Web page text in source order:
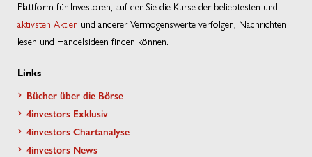
Plattform für Investoren, auf der Sie die Kurse der beliebtesten und
aktivsten Aktien und anderer Vermögenswerte verfolgen, Nachrichten
lesen und Handelsideen finden können.
Links
Bücher über die Börse
4investors Exklusiv
4investors Chartanalyse
4investors News